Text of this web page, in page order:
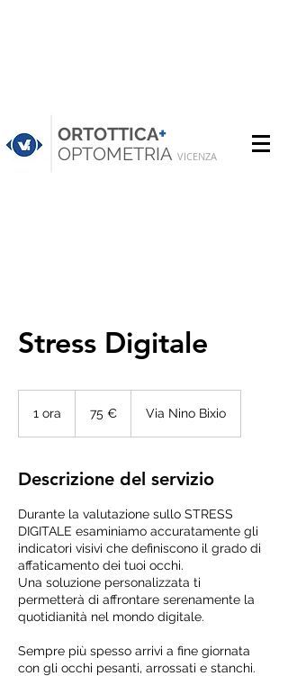
ORTOTTICA+
OPTOMETRIA VICENZA
Stress Digitale
1 ora 75 € Via Nino Bixio
Descrizione del servizio
Durante la valutazione sullo STRESS
DIGITALE esaminiamo accuratamente gli
indicatori visivi che definiscono il grado di
affaticamento dei tuoi occhi.
Una soluzione personalizzata ti
permetterà di affrontare serenamente la
quotidianità nel mondo digitale.
Sempre più spesso arrivi a fine giornata
con gli occhi pesanti, arrossati e stanchi.